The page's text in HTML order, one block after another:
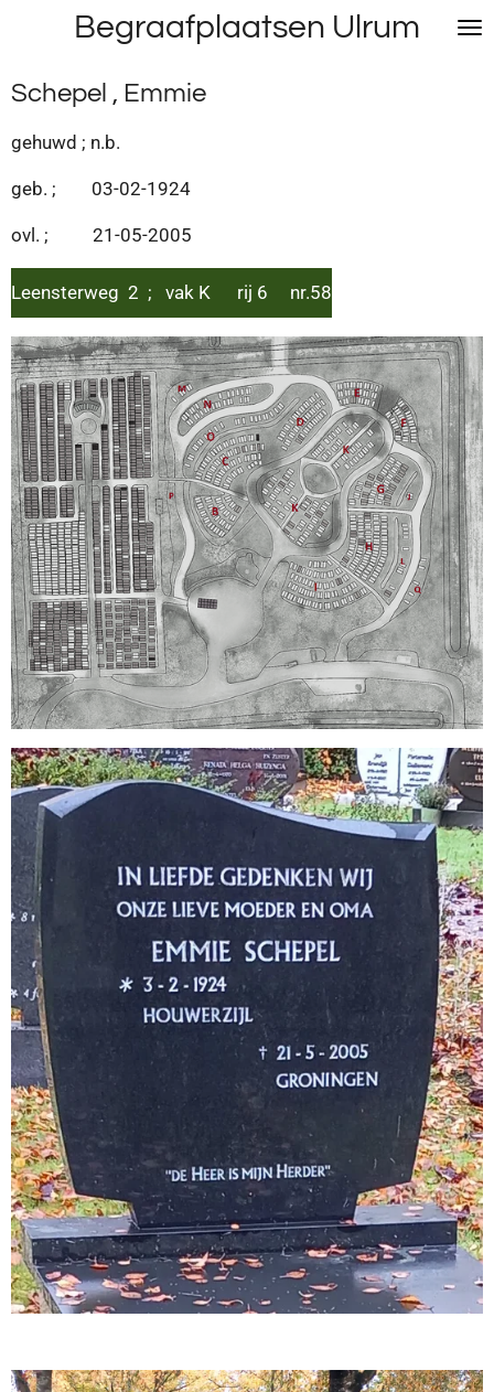
naar
de
hoofdinhoud
Begraafplaatsen Ulrum
Schepel , Emmie
gehuwd ; n.b.
geb. ; 03-02-1924
ovl. ; 21-05-2005
Leensterweg 2 ; vak K rij 6 nr.58